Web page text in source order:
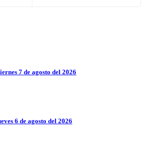
7 de agosto del 2026
6 de agosto del 2026